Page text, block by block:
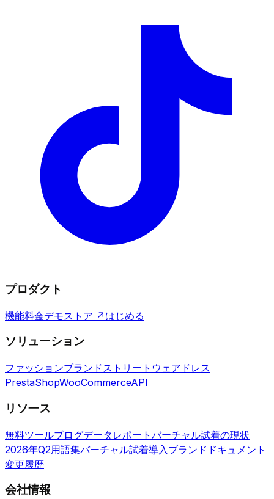
プロダクト
機能料金デモストア ↗ はじめる
ソリューション
ファッションブランドストリートウェア ドレス
PrestaShopWooCommerceAPI
リソース
無料ツールブログデータレポート バーチャル試着の現状
2026年Q2用語集バーチャル試着導入ブランド ドキュメント
変更履歴
会社情報